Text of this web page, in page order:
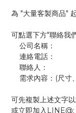
為 "大量客製商品"
可點選下方"聯絡我
    公司名稱：
    連絡電話：
    聯絡人：
需求內容：(尺
可先複製上述文字
或立即加入